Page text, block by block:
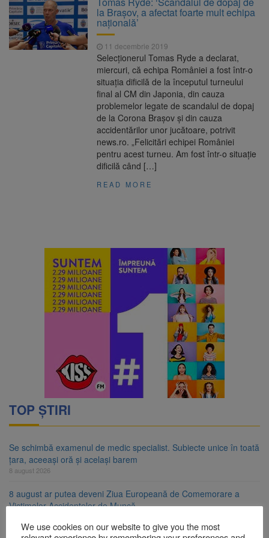
Nivelul Dunării a început să crească
8 august 2026
Asociația Română pentru
Iluminat cere reducerea luminii pe timpul
nopții, nu oprirea iluminatului public
7 august 2026
Trafic blocat pe DN1E Brașov
– Poiana Brașov după un accident. Două
persoane primesc îngrijiri medicale
Se schimbă examenul de
medic specialist. Subiecte unice în toată țara,
aceeași oră și același barem
la Braşov, a afectat foarte mult echipa
națională’
11 decembrie 2019
Selecţionerul Tomas Ryde a declarat,
miercuri, că echipa României a fost într-o
situaţia dificilă de la începutul turneului
final al CM din Japonia, din cauza
problemelor legate de scandalul de dopaj
de la Corona Braşov şi din cauza
accidentărilor unor jucătoare, potrivit
news.ro. „Felicitări echipei României
pentru acest turneu. Am fost într-o situaţie
dificilă când […]
READ MORE
TOP ȘTIRI
Se schimbă examenul de medic specialist. Subiecte unice în toată
țara, aceeași oră și același barem
8 august 2026
8 august ar putea deveni Ziua Europeană de Comemorare a
Victimelor Accidentelor de Muncă
We use cookies on our website to give you the most